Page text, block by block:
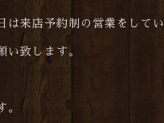
は来店予約制の営業をして
い致します。
。